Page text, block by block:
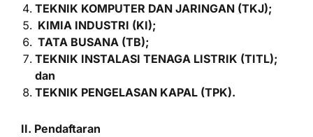
TEKNIK KOMPUTER DAN JARINGAN (TKJ);
KIMIA INDUSTRI (KI);
TATA BUSANA (TB);
TEKNIK INSTALASI TENAGA LISTRIK (TITL);
dan
TEKNIK PENGELASAN KAPAL (TPK).
II. Pendaftaran